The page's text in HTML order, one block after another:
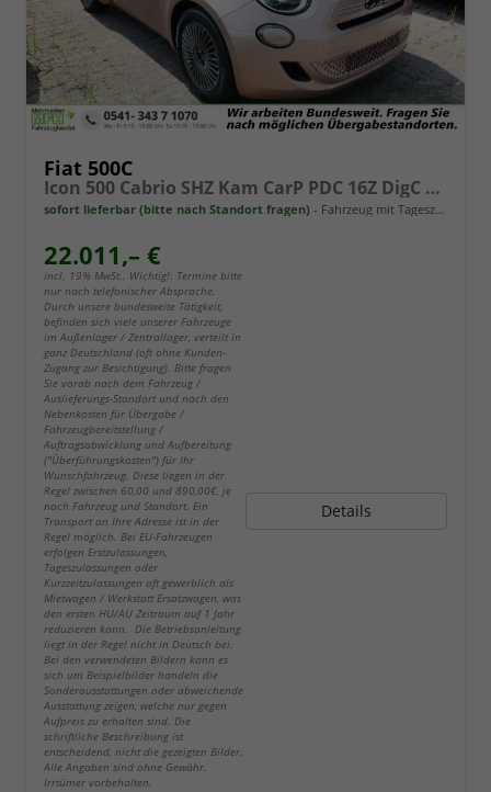
Fiat 500C
Icon 500 Cabrio SHZ Kam CarP PDC 16Z DigC Klimaa
sofort lieferbar (bitte nach Standort fragen) Fahrzeug mit Tageszulassung
22.011,– €
incl. 19% MwSt.. Wichtig!: Termine bitte
nur nach telefonischer Absprache.
Durch unsere bundesweite Tätigkeit,
befinden sich viele unserer Fahrzeuge
im Außenlager / Zentrallager, verteilt in
ganz Deutschland (oft ohne Kunden-
Zugang zur Besichtigung). Bitte fragen
Sie vorab nach dem Fahrzeug /
Auslieferungs-Standort und nach den
Nebenkosten für Übergabe /
Fahrzeugbereitstellung /
Auftragsabwicklung und Aufbereitung
("Überführungskosten") für Ihr
Wunschfahrzeug. Diese liegen in der
Regel zwischen 60,00 und 890,00€, je
nach Fahrzeug und Standort. Ein
Transport an Ihre Adresse ist in der
Regel möglich. Bei EU-Fahrzeugen
erfolgen Erstzulassungen,
Tageszulassungen oder
Kurzzeitzulassungen oft gewerblich als
Mietwagen / Werkstatt Ersatzwagen, was
den ersten HU/AU Zeitraum auf 1 Jahr
reduzieren kann. Die Betriebsanleitung
liegt in der Regel nicht in Deutsch bei.
Bei den verwendeten Bildern kann es
sich um Beispielbilder handeln die
Sonderausstattungen oder abweichende
Ausstattung zeigen, welche nur gegen
Aufpreis zu erhalten sind. Die
schriftliche Beschreibung ist
entscheidend, nicht die gezeigten Bilder.
Alle Angaben sind ohne Gewähr.
Irrtümer vorbehalten.
Details